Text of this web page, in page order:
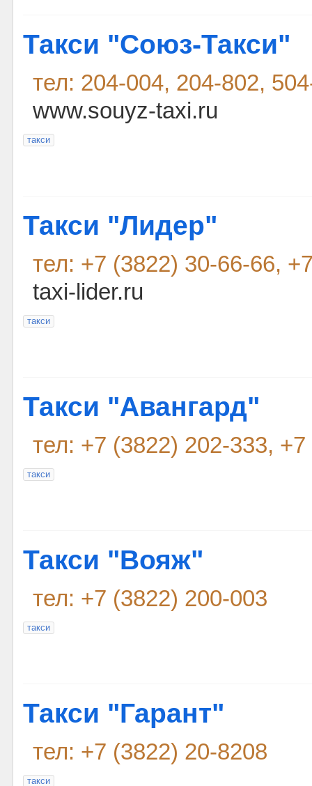
Такси "Союз-Такси"
тел: 204-004, 204-802,
www.souyz-taxi.ru
такси
Такси "Лидер"
тел: +7 (3822) 30-66-66,
taxi-lider.ru
такси
Такси "Авангард"
тел: +7 (3822) 202-333,
такси
Такси "Вояж"
тел: +7 (3822) 200-003
такси
Такси "Гарант"
тел: +7 (3822) 20-8208
такси